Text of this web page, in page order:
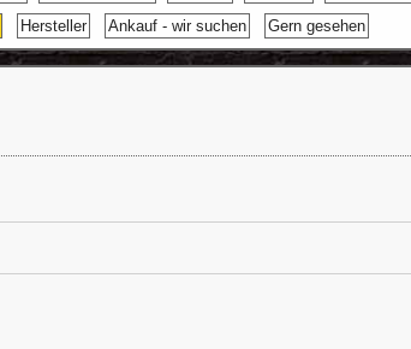
Hersteller Ankauf - wir suchen Gern gesehen